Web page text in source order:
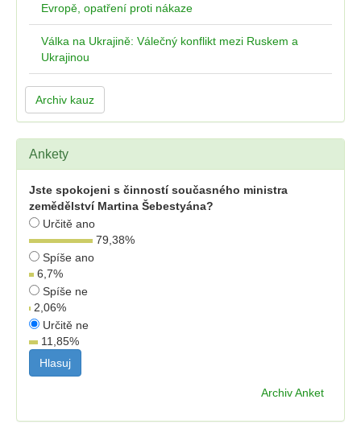
Evropě, opatření proti nákaze
Válka na Ukrajině: Válečný konflikt mezi Ruskem a
Ukrajinou
Archiv kauz
Ankety
Jste spokojeni s činností současného ministra
zemědělství Martina Šebestyána?
Určitě ano
79,38%
Spíše ano
6,7%
Spíše ne
2,06%
Určitě ne
11,85%
Archiv Anket